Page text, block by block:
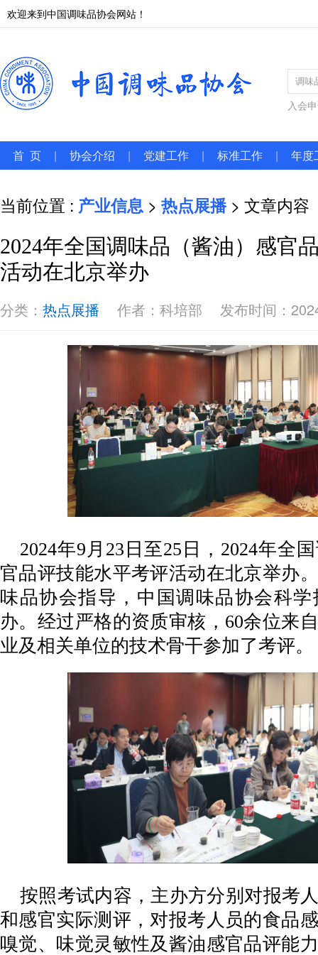
欢迎来到中国调味品协会网站！
入会
首 页 | 协会介绍 | 党建工作 | 标准工作 | 年度
当前位置 : 产业信息 > 热点展播> 文章内容
2024年全国调味品（酱油）感官
活动在北京举办
分类： 热点展播 作者：科培部 发布时间：
2024年9月23日至25日，2024年全
官品评技能水平考评活动在北京举办
味品协会指导，中国调味品协会科
办。经过严格的资质审核，60余位来
业及相关单位的技术骨干参加了考评。
按照考试内容，主办方分别对报考
和感官实际测评，对报考人员的食品
嗅觉、味觉灵敏性及酱油感官品评能